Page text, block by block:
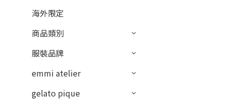
海外限定
商品類別
服裝品牌
emmi atelier
gelato pique